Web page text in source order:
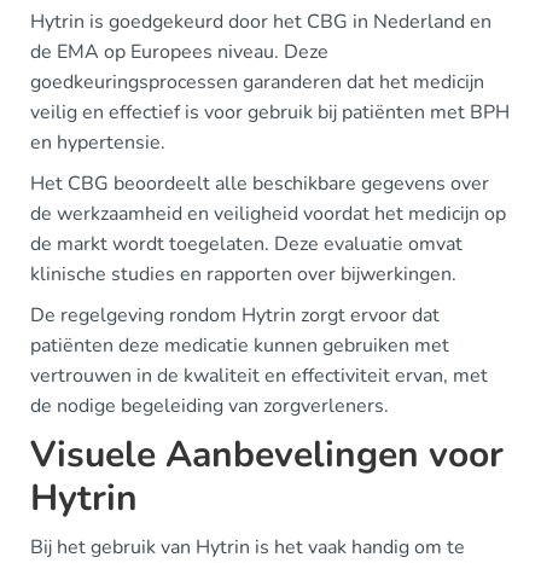
Hytrin is goedgekeurd door het CBG in Nederland en
de EMA op Europees niveau. Deze
goedkeuringsprocessen garanderen dat het medicijn
veilig en effectief is voor gebruik bij patiënten met BPH
en hypertensie.
Het CBG beoordeelt alle beschikbare gegevens over
de werkzaamheid en veiligheid voordat het medicijn op
de markt wordt toegelaten. Deze evaluatie omvat
klinische studies en rapporten over bijwerkingen.
De regelgeving rondom Hytrin zorgt ervoor dat
patiënten deze medicatie kunnen gebruiken met
vertrouwen in de kwaliteit en effectiviteit ervan, met
de nodige begeleiding van zorgverleners.
Visuele Aanbevelingen voor
Hytrin
Bij het gebruik van Hytrin is het vaak handig om te